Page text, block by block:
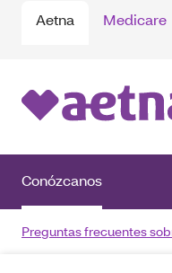
Aetna Medicare
Conózcanos
Preguntas frecuentes